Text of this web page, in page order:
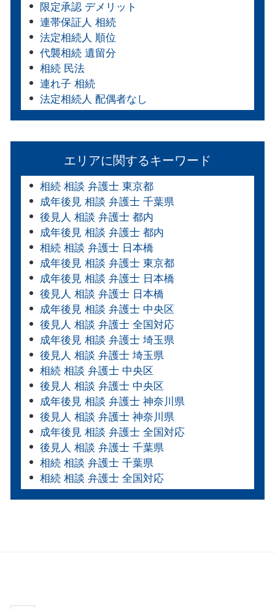
限定承認 デメリット
連帯保証人 相続
法定相続人 順位
代襲相続 遺留分
相続 民法
連れ子 相続
法定相続人 配偶者なし
エリアに関するキーワード
相続 相談 弁護士 東京都
成年後見 相談 弁護士 千葉県
後見人 相談 弁護士 都内
成年後見 相談 弁護士 都内
相続 相談 弁護士 日本橋
成年後見 相談 弁護士 東京都
成年後見 相談 弁護士 日本橋
後見人 相談 弁護士 日本橋
成年後見 相談 弁護士 中央区
後見人 相談 弁護士 全国対応
成年後見 相談 弁護士 埼玉県
後見人 相談 弁護士 埼玉県
相続 相談 弁護士 中央区
後見人 相談 弁護士 中央区
成年後見 相談 弁護士 神奈川県
後見人 相談 弁護士 神奈川県
成年後見 相談 弁護士 全国対応
後見人 相談 弁護士 千葉県
相続 相談 弁護士 千葉県
相続 相談 弁護士 全国対応